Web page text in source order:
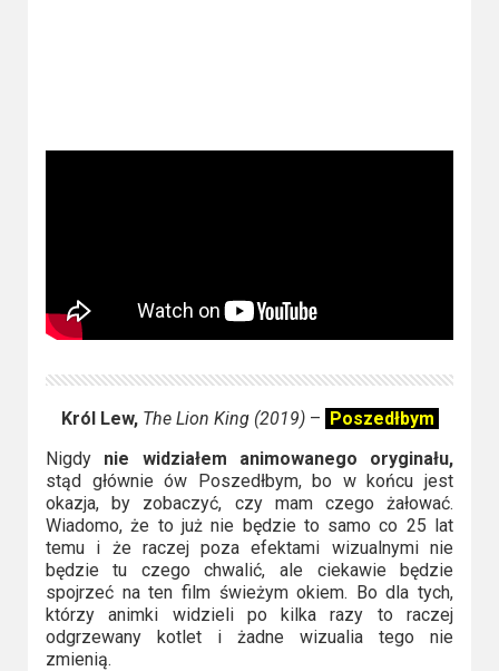
Król Lew, The Lion King (2019)– Poszedłbym
Nigdy nie widziałem animowanego oryginału,
stąd głównie ów Poszedłbym, bo w końcu jest
okazja, by zobaczyć, czy mam czego żałować.
Wiadomo, że to już nie będzie to samo co 25 lat
temu i że raczej poza efektami wizualnymi nie
będzie tu czego chwalić, ale ciekawie będzie
spojrzeć na ten film świeżym okiem. Bo dla tych,
którzy animki widzieli po kilka razy to raczej
odgrzewany kotlet i żadne wizualia tego nie
zmienią.